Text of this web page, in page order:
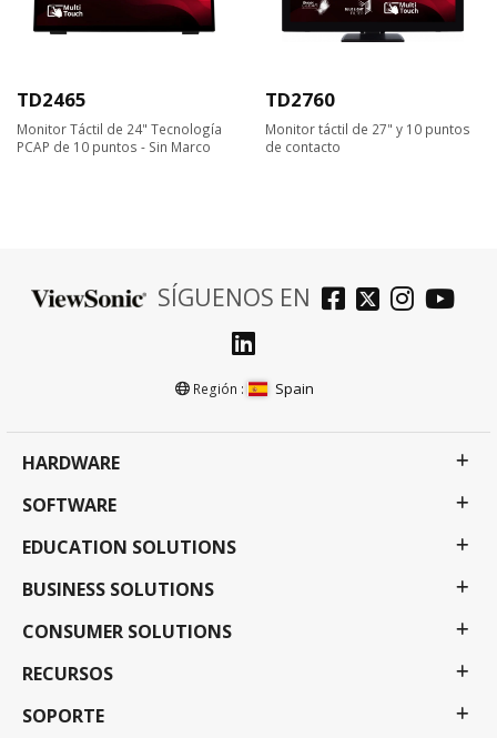
TD2465
Monitor Táctil de 24" Tecnología
PCAP de 10 puntos - Sin Marco
TD2760
Monitor táctil de 27" y 10 puntos
de contacto
SÍGUENOS EN
Región : Spain
HARDWARE
SOFTWARE
EDUCATION SOLUTIONS
BUSINESS SOLUTIONS
CONSUMER SOLUTIONS
RECURSOS
SOPORTE